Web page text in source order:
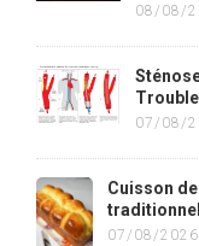
08/08/
07/08/
Cuisson
07/08/2026